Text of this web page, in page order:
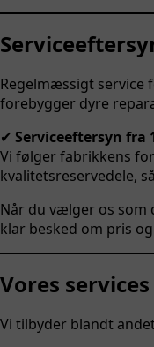
Regelmæssigt service
forebygger dyre
✔ Serviceeftersyn fra
Vi følger fabrikkens
kvalitetsreservedele,
Når du vælger os som
klar besked om pris
Vores services
Vi tilbyder blandt